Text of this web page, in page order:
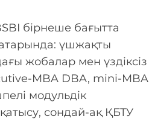
бірнеше бағытта
үшжақты
жобалар мен үздіксіз
MBA DBA, mini-MBA
модульдік
сондай-ақ ҚБТУ